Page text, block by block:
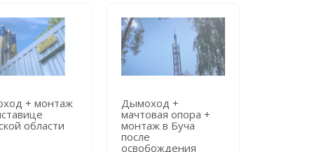
+ монтаж
области
Дымоход +
мачтовая опора +
монтаж в Буча
после
освобождения